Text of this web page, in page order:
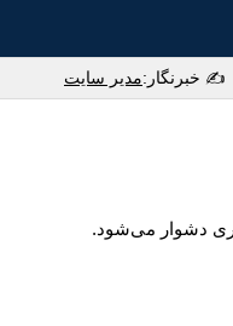
✍️ خبرنگار:مدیر سایت
دشوار می‌شود.